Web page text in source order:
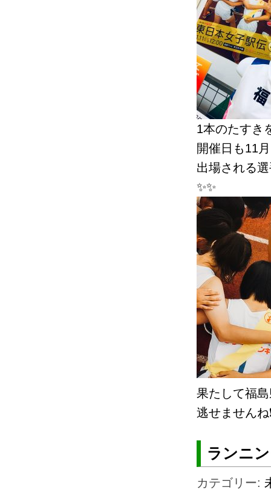
1本のたすき
開催日も11
出場される
✨✨
果たして福
逃せませんね
ランニ
カテゴリー: